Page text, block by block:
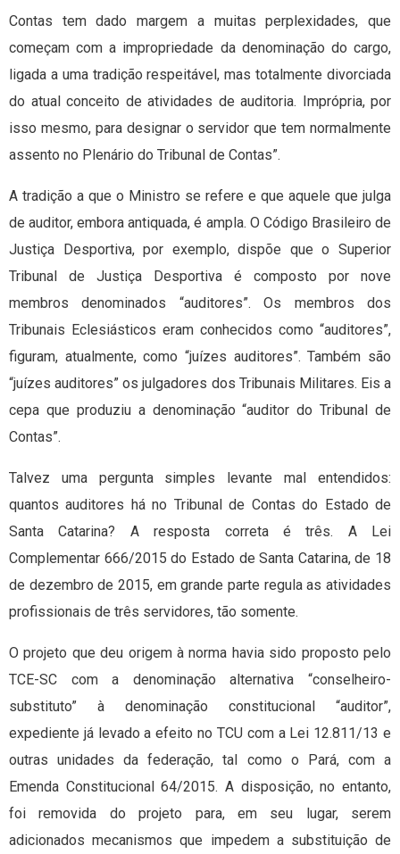
Contas tem dado margem a muitas perplexidades, que
começam com a impropriedade da denominação do cargo,
ligada a uma tradição respeitável, mas totalmente divorciada
do atual conceito de atividades de auditoria. Imprópria, por
isso mesmo, para designar o servidor que tem normalmente
assento no Plenário do Tribunal de Contas”.
A tradição a que o Ministro se refere e que aquele que julga
de auditor, embora antiquada, é ampla. O Código Brasileiro de
Justiça Desportiva, por exemplo, dispõe que o Superior
Tribunal de Justiça Desportiva é composto por nove
membros denominados “auditores”. Os membros dos
Tribunais Eclesiásticos eram conhecidos como “auditores”,
figuram, atualmente, como “juízes auditores”. Também são
“juízes auditores” os julgadores dos Tribunais Militares. Eis a
cepa que produziu a denominação “auditor do Tribunal de
Contas”.
Talvez uma pergunta simples levante mal entendidos:
quantos auditores há no Tribunal de Contas do Estado de
Santa Catarina? A resposta correta é três. A Lei
Complementar 666/2015 do Estado de Santa Catarina, de 18
de dezembro de 2015, em grande parte regula as atividades
profissionais de três servidores, tão somente.
O projeto que deu origem à norma havia sido proposto pelo
TCE-SC com a denominação alternativa “conselheiro-
substituto” à denominação constitucional “auditor”,
expediente já levado a efeito no TCU com a Lei 12.811/13 e
outras unidades da federação, tal como o Pará, com a
Emenda Constitucional 64/2015. A disposição, no entanto,
foi removida do projeto para, em seu lugar, serem
adicionados mecanismos que impedem a substituição de